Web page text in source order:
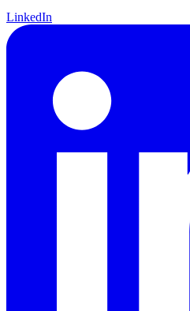
LinkedIn